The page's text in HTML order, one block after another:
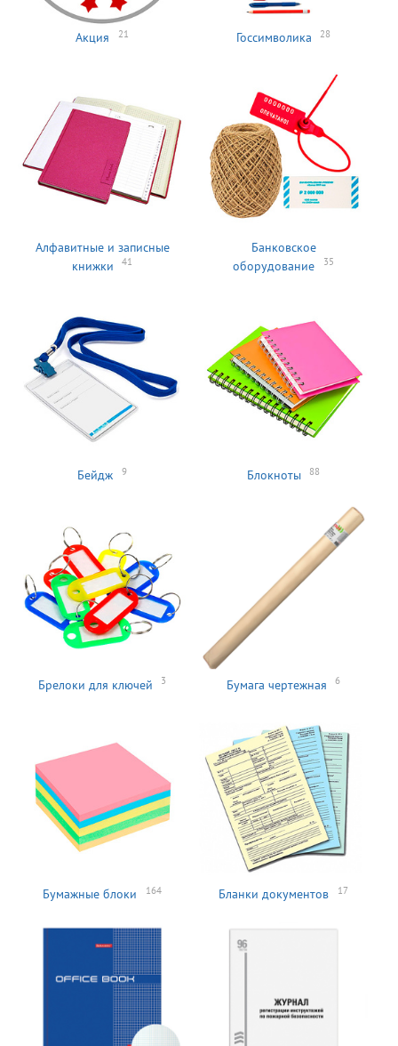
Акция 21 Госсимволика 28
Алфавитные и записные
книжки
41
Банковское
оборудование
35
Бейдж 9 Блокноты 88
Брелоки для ключей 3 Бумага чертежная 6
Бумажные блоки 164 Бланки документов 17